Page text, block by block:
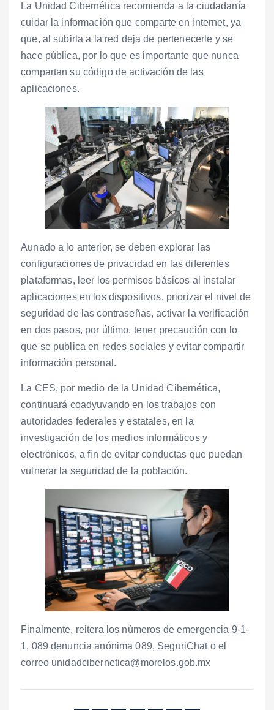
La Unidad Cibernética recomienda a la ciudadanía
cuidar la información que comparte en internet, ya
que, al subirla a la red deja de pertenecerle y se
hace pública, por lo que es importante que nunca
compartan su código de activación de las
aplicaciones.
Aunado a lo anterior, se deben explorar las
configuraciones de privacidad en las diferentes
plataformas, leer los permisos básicos al instalar
aplicaciones en los dispositivos, priorizar el nivel de
seguridad de las contraseñas, activar la verificación
en dos pasos, por último, tener precaución con lo
que se publica en redes sociales y evitar compartir
información personal.
La CES, por medio de la Unidad Cibernética,
continuará coadyuvando en los trabajos con
autoridades federales y estatales, en la
investigación de los medios informáticos y
electrónicos, a fin de evitar conductas que puedan
vulnerar la seguridad de la población.
Finalmente, reitera los números de emergencia 9-1-
1, 089 denuncia anónima 089, SeguriChat o el
correo unidadcibernetica@morelos.gob.mx